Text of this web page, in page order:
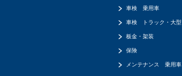
車検 乗用車
車検 トラック・大型
板金・架装
保険
メンテナンス 乗用車